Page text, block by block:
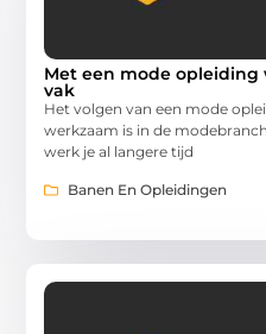
Met een mode opleiding
vak
Het volgen van een mode
werkzaam is in de
werk je al langere tijd
Banen En Opleidingen